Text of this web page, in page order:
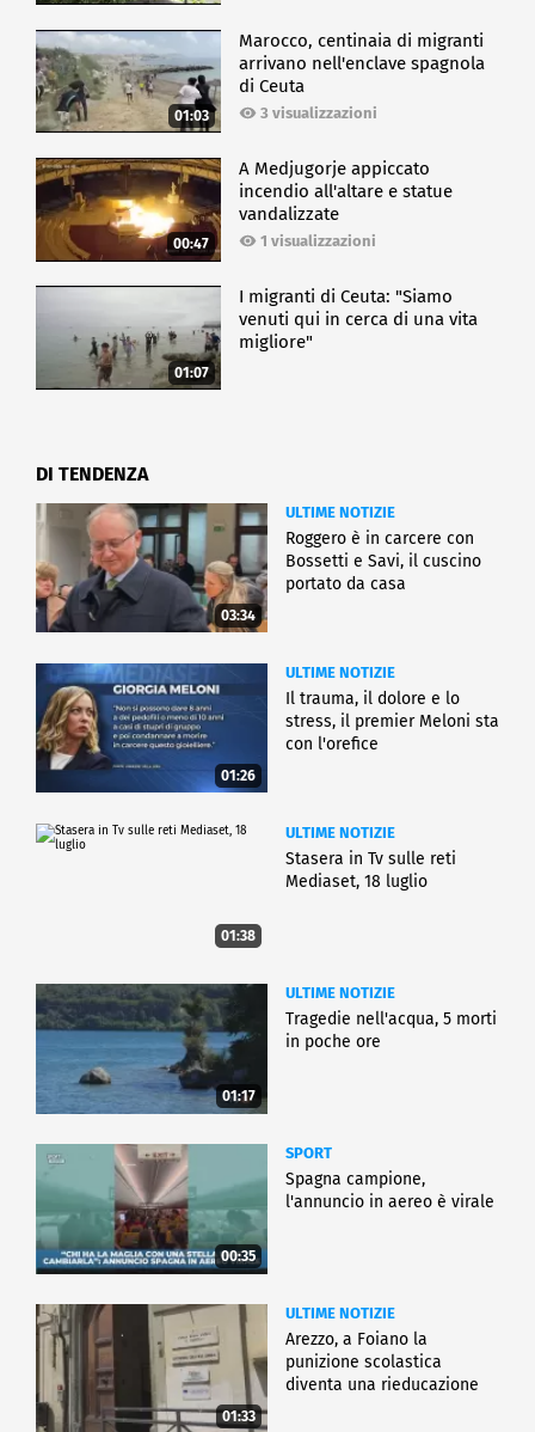
capire come, nonostante gli strumenti di intelligenza
artificiale siano sempre più al centro della nostra
quotidianità, il vero vantaggio competitivo è, e
resterà, l'essere umano.
01:03
Marocco, centinaia di migranti
arrivano nell'enclave spagnola
di Ceuta
3 visualizzazioni
00:47
A Medjugorje appiccato
incendio all'altare e statue
vandalizzate
1 visualizzazioni
01:07
I migranti di Ceuta: "Siamo
venuti qui in cerca di una vita
migliore"
DI TENDENZA
03:34
ULTIME NOTIZIE
Roggero è in carcere con
Bossetti e Savi, il cuscino
portato da casa
01:26
ULTIME NOTIZIE
Il trauma, il dolore e lo
stress, il premier Meloni sta
con l'orefice
01:38
ULTIME NOTIZIE
Stasera in Tv sulle reti
Mediaset, 18 luglio
01:17
ULTIME NOTIZIE
Tragedie nell'acqua, 5 morti
in poche ore
00:35
SPORT
Spagna campione,
l'annuncio in aereo è virale
01:33
ULTIME NOTIZIE
Arezzo, a Foiano la
punizione scolastica
diventa una rieducazione